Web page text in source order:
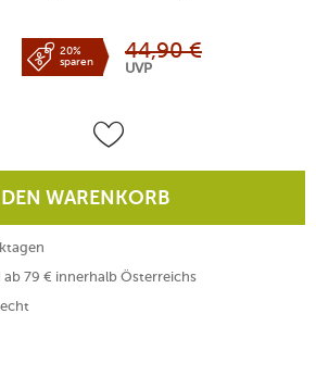
20%
sparen
44,90 €
UVP
DEN WARENKORB
ab 79 € innerhalb Österreichs